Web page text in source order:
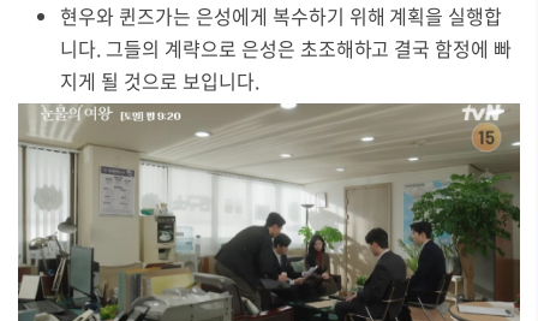
현우와 퀸즈가는 은성에게 복수하기 위해 계획을 실행합
니다. 그들의 계략으로 은성은 초조해하고 결국 함정에 빠
지게 될 것으로 보입니다.